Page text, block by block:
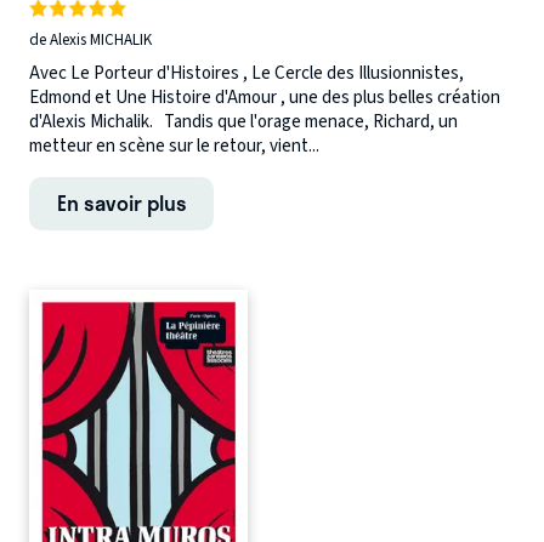
de Alexis MICHALIK
Avec Le Porteur d'Histoires , Le Cercle des Illusionnistes,
Edmond et Une Histoire d'Amour , une des plus belles création
d'Alexis Michalik. Tandis que l'orage menace, Richard, un
metteur en scène sur le retour, vient...
En savoir plus